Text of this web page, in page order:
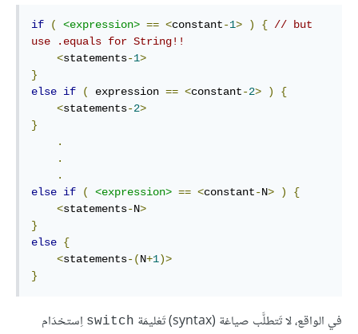
if ( <expression> == <constant-1> ) { // but
use .equals for String!!
<statements-1>
}
else if ( expression == <constant-2> )
{
<statements-2>
}
.
.
.
else if ( <expression> == <constant-N> )
{
<statements-N>
}
else {
<statements-(N+1)>
}
في الواقع، لا تَتطلَّب صياغة (syntax) تَعْليمَة switch اِستخدَام